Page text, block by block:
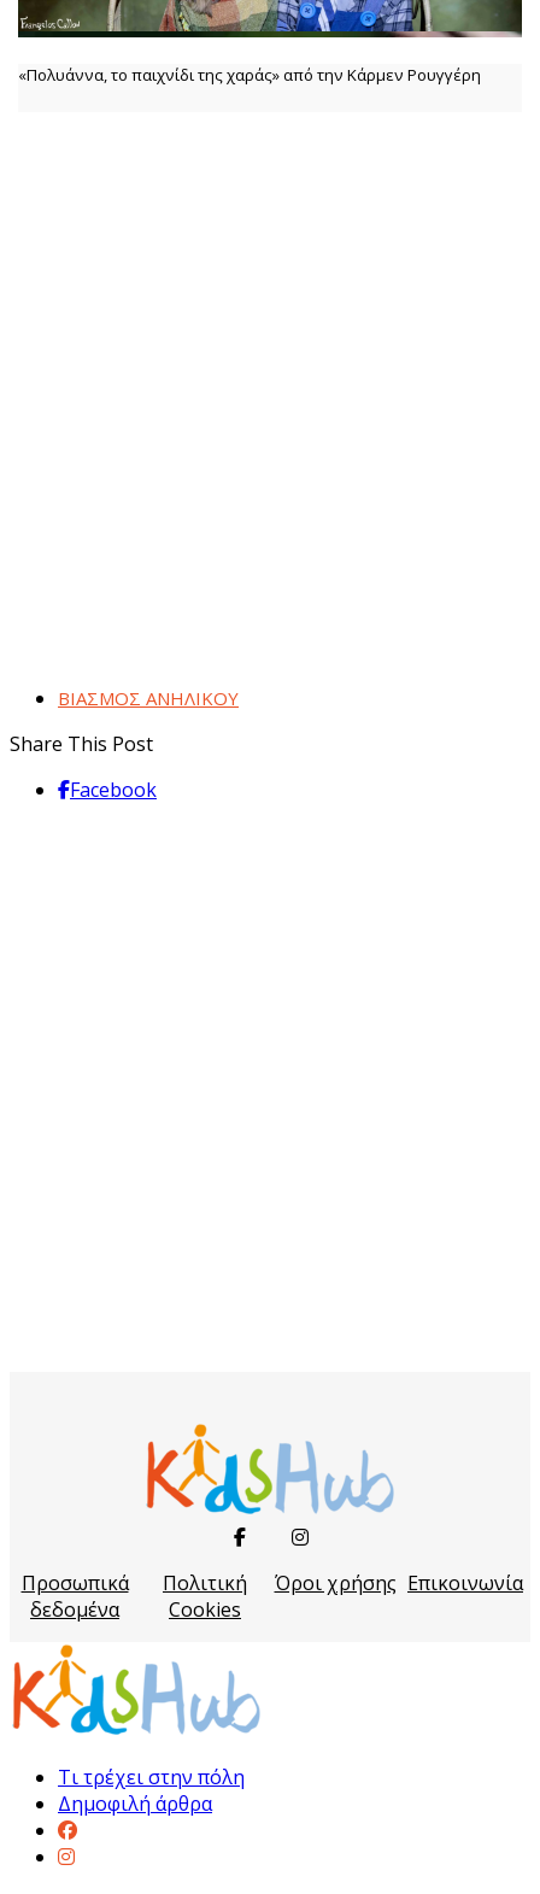
«Πολυάννα, το παιχνίδι της χαράς» από την Κάρμεν Ρουγγέρη
ΒΙΑΣΜΟΣ ΑΝΗΛΙΚΟΥ
Share This Post
Facebook
Προσωπικά
δεδομένα
Πολιτική
Cookies
Όροι χρήσης Επικοινωνία
Τι τρέχει στην πόλη
Δημοφιλή άρθρα